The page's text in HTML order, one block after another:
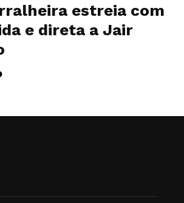
estreia com
e direta a Jair